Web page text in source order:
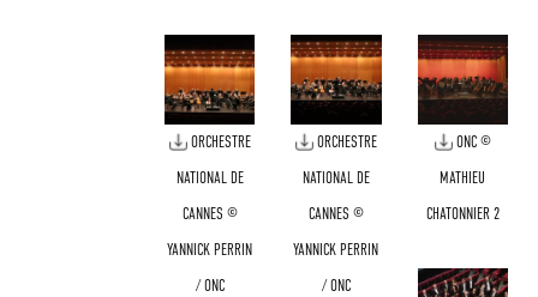
ORCHESTRE
NATIONAL DE
CANNES ©
YANNICK PERRIN
/ ONC
ORCHESTRE
NATIONAL DE
CANNES ©
YANNICK PERRIN
/ ONC
ONC ©
MATHIEU
CHATONNIER 2